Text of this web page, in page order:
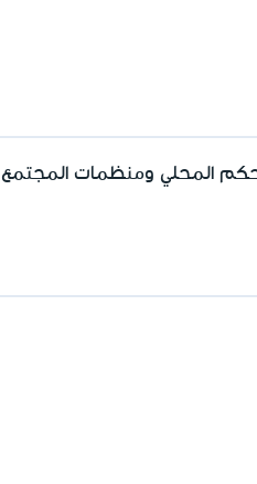
المحلي ومنظمات المجتمع